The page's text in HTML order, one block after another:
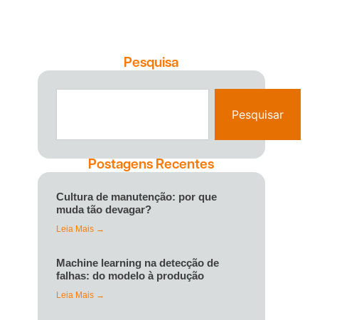
Pesquisa
Pesquisar
Postagens Recentes
Cultura de manutenção: por que
muda tão devagar?
Leia Mais →
Machine learning na detecção de
falhas: do modelo à produção
Leia Mais →